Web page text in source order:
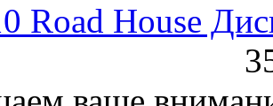
Road House